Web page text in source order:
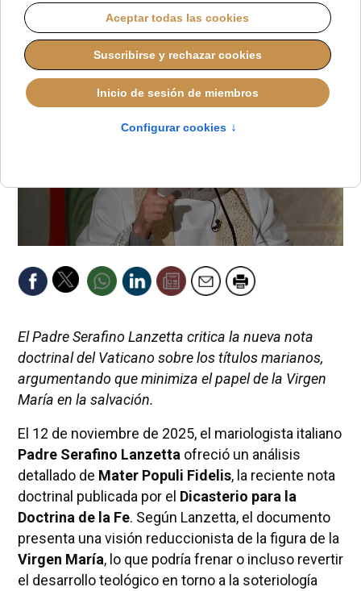
LUNES, 17 NOVIEMBRE 2025 17:56
El Padre Serafino Lanzetta critica la nueva nota
doctrinal del Vaticano sobre los títulos marianos,
argumentando que minimiza el papel de la Virgen
María en la salvación.
El 12 de noviembre de 2025, el mariologista italiano
Padre Serafino Lanzetta ofreció un análisis
detallado de Mater Populi Fidelis, la reciente nota
doctrinal publicada por el Dicasterio para la
Doctrina de la Fe. Según Lanzetta, el documento
presenta una visión reduccionista de la figura de la
Virgen María, lo que podría frenar o incluso revertir
el desarrollo teológico en torno a la soteriología